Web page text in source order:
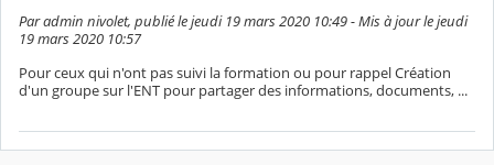
Par admin nivolet, publié le jeudi 19 mars 2020 10:49 - Mis à jour le jeudi
19 mars 2020 10:57
Pour ceux qui n'ont pas suivi la formation ou pour rappel Création
d'un groupe sur l'ENT pour partager des informations, documents, ...